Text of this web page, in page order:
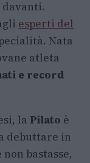
davanti.
esperti del
Nata
atleta
e record
la Pilato è
debuttare in
bastasse,